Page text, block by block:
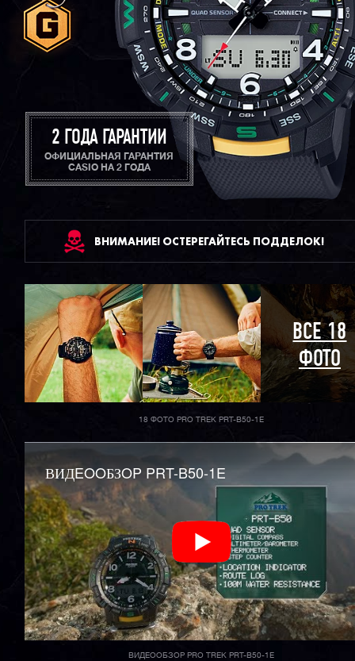
2 ГОДА ГАРАНТИИ
ОФИЦИАЛЬНАЯ ГАРАНТИЯ
CASIO НА 2 ГОДА
ВНИМАНИЕ! ОСТЕРЕГАЙТЕСЬ ПОДДЕЛОК!
ВСЕ 18
ФОТО
18 ФОТО PRO TREK PRT-B50-1E
ВИДEOOБЗOP PRT-B50-1E
ВИДЕООБЗОР PRO TREK PRT-B50-1E